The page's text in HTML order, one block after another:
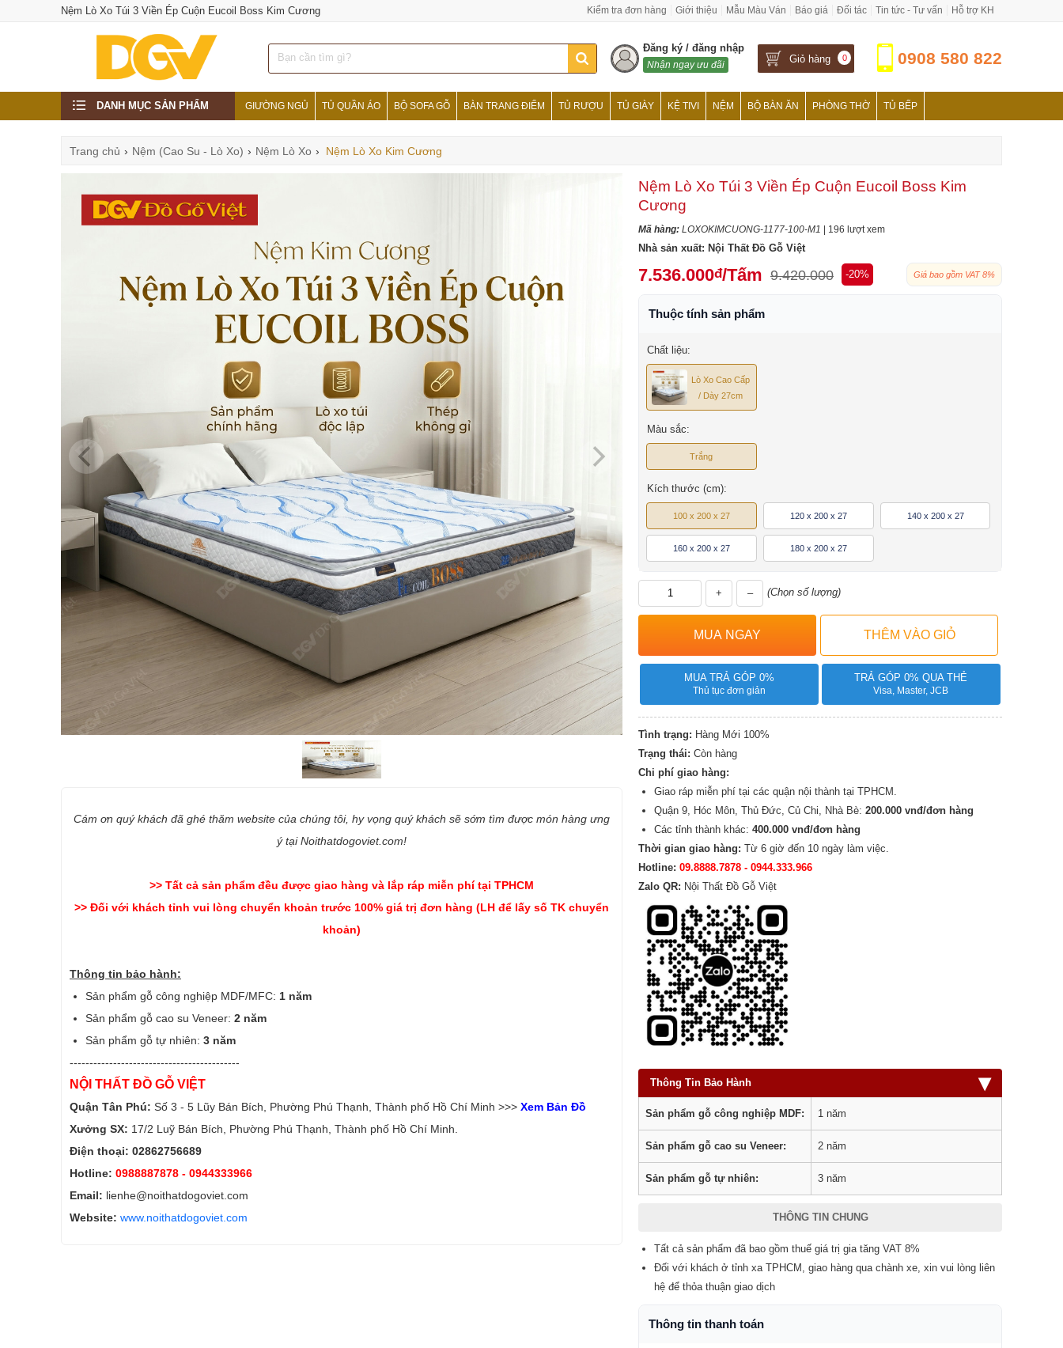
Nệm Lò Xo Túi 3 Viền Ép Cuộn Eucoil Boss Kim Cương Kiểm tra đơn hàng Giới thiệu Mẫu Màu Ván Báo giá Đối tác Tin tức - Tư vấn Hỗ trợ KH
Đăng ký / đăng nhập
Nhận ngay ưu đãi Giỏ hàng 0 0908 580 822
DANH MỤC SẢN PHẨM GIƯỜNG NGỦ TỦ QUẦN ÁO BỘ SOFA GỖ BÀN TRANG ĐIỂM TỦ RƯỢU TỦ GIÀY KỆ TIVI NỆM BỘ BÀN ĂN PHÒNG THỜ TỦ BẾP
Trang chủ › Nệm (Cao Su - Lò Xo) › Nệm Lò Xo › Nệm Lò Xo Kim Cương
Cám ơn quý khách đã ghé thăm website của chúng tôi, hy vọng quý khách sẽ sớm tìm được món hàng ưng
ý tại Noithatdogoviet.com!
>> Tất cả sản phẩm đều được giao hàng và lắp ráp miễn phí tại TPHCM
>> Đối với khách tỉnh vui lòng chuyển khoản trước 100% giá trị đơn hàng (LH để lấy số TK chuyển
khoản)
Thông tin bảo hành:
Sản phẩm gỗ công nghiệp MDF/MFC: 1 năm
Sản phẩm gỗ cao su Veneer: 2 năm
Sản phẩm gỗ tự nhiên: 3 năm
-------------------------------------------
NỘI THẤT ĐỒ GỖ VIỆT
Quận Tân Phú: Số 3 - 5 Lũy Bán Bích, Phường Phú Thạnh, Thành phố Hồ Chí Minh >>> Xem Bản Đồ
Xưởng SX: 17/2 Luỹ Bán Bích, Phường Phú Thạnh, Thành phố Hồ Chí Minh.
Điện thoại: 02862756689
Hotline: 0988887878 - 0944333966
Email: lienhe@noithatdogoviet.com
Website: www.noithatdogoviet.com
Nệm Lò Xo Túi 3 Viền Ép Cuộn Eucoil Boss Kim
Cương
Mã hàng: LOXOKIMCUONG-1177-100-M1 | 196 lượt xem
Nhà sản xuất: Nội Thất Đồ Gỗ Việt
7.536.000đ/Tấm 9.420.000 -20% Giá bao gồm VAT 8%
Thuộc tính sản phẩm
Chất liệu:
Lò Xo Cao Cấp
/ Dày 27cm
Màu sắc:
Trắng
Kích thước (cm):
100 x 200 x 27 120 x 200 x 27 140 x 200 x 27
160 x 200 x 27 180 x 200 x 27
+ – (Chọn số lượng)
MUA TRẢ GÓP 0%
Thủ tục đơn giản
TRẢ GÓP 0% QUA THẺ
Visa, Master, JCB
Tình trạng: Hàng Mới 100%
Trạng thái: Còn hàng
Chi phí giao hàng:
Giao ráp miễn phí tại các quận nội thành tại TPHCM.
Quận 9, Hóc Môn, Thủ Đức, Củ Chi, Nhà Bè: 200.000 vnđ/đơn hàng
Các tỉnh thành khác: 400.000 vnđ/đơn hàng
Thời gian giao hàng: Từ 6 giờ đến 10 ngày làm việc.
Hotline: 09.8888.7878 - 0944.333.966
Zalo QR: Nội Thất Đồ Gỗ Việt
Thông Tin Bảo Hành ▾
Sản phẩm gỗ công nghiệp MDF: 1 năm
Sản phẩm gỗ cao su Veneer: 2 năm
Sản phẩm gỗ tự nhiên: 3 năm
THÔNG TIN CHUNG
Tất cả sản phẩm đã bao gồm thuế giá trị gia tăng VAT 8%
Đối với khách ở tỉnh xa TPHCM, giao hàng qua chành xe, xin vui lòng liên
hệ để thỏa thuận giao dịch
Thông tin thanh toán